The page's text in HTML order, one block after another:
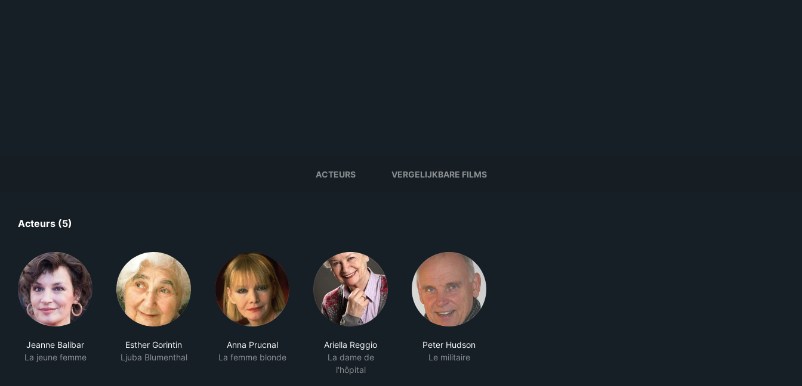
ACTEURS VERGELIJKBARE FILMS
Acteurs (5)
Jeanne Balibar
La jeune femme
Esther Gorintin
Ljuba Blumenthal
Anna Prucnal
La femme blonde
Ariella Reggio
La dame de
l'hôpital
Peter Hudson
Le militaire